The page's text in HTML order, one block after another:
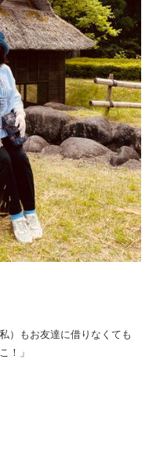
）もお友達に借りなくても
！」